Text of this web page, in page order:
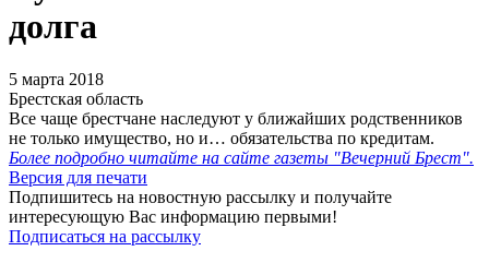
долга
5 марта 2018
Брестская область
Все чаще брестчане наследуют у ближайших родственников
не только имущество, но и… обязательства по кредитам.
Более подробно читайте на сайте газеты "Вечерний Брест".
Версия для печати
Подпишитесь на новостную рассылку и получайте
интересующую Вас информацию первыми!
Подписаться на рассылку